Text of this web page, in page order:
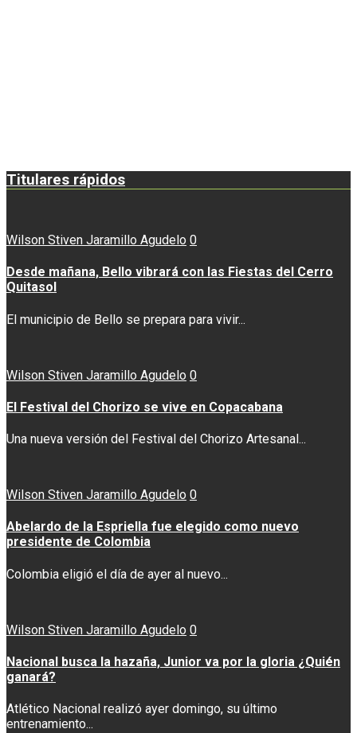
Titulares rápidos
Wilson Stiven Jaramillo Agudelo 0
Desde mañana, Bello vibrará con las Fiestas del Cerro
Quitasol
El municipio de Bello se prepara para vivir...
Wilson Stiven Jaramillo Agudelo 0
El Festival del Chorizo se vive en Copacabana
Una nueva versión del Festival del Chorizo Artesanal...
Wilson Stiven Jaramillo Agudelo 0
Abelardo de la Espriella fue elegido como nuevo
presidente de Colombia
Colombia eligió el día de ayer al nuevo...
Wilson Stiven Jaramillo Agudelo 0
Nacional busca la hazaña, Junior va por la gloria ¿Quién
ganará?
Atlético Nacional realizó ayer domingo, su último
entrenamiento...